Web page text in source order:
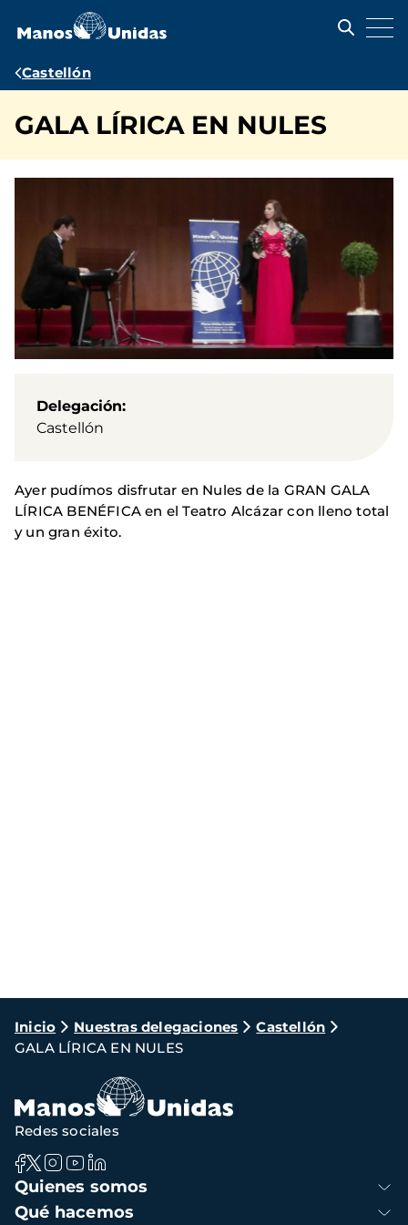
contenido
Ruta
navegación
Castellón
GALA LÍRICA EN NULES
Delegación
Castellón
Ayer pudímos disfrutar en Nules de la GRAN GALA
LÍRICA BENÉFICA en el Teatro Alcázar con lleno total
y un gran éxito.
Ruta
de
navegación
Inicio Nuestras delegaciones
Castellón
GALA LÍRICA EN NULES
Navegación
principal
Quienes somos
Qué hacemos
Redes sociales